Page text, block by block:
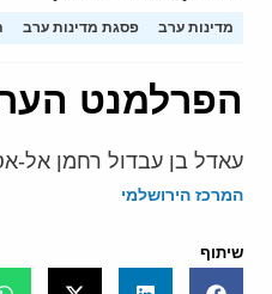
מדינות ערב פסגת מדינות ערב
הפרלמנט
עאדל בן עבדול רחמן אל-
המרכז הירושלמי
שיתוף